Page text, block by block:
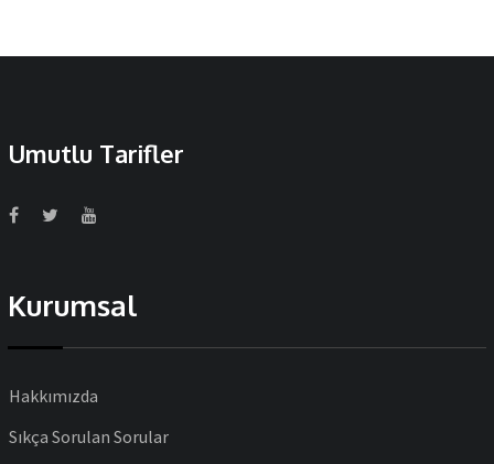
Umutlu Tarifler
Kurumsal
Hakkımızda
Sıkça Sorulan Sorular